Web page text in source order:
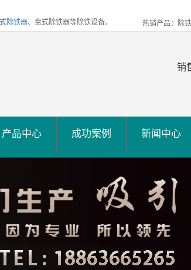
除铁器、盘式除铁器等除铁设备。 热销产品：除
销
产品中心 成功案例 新闻中心